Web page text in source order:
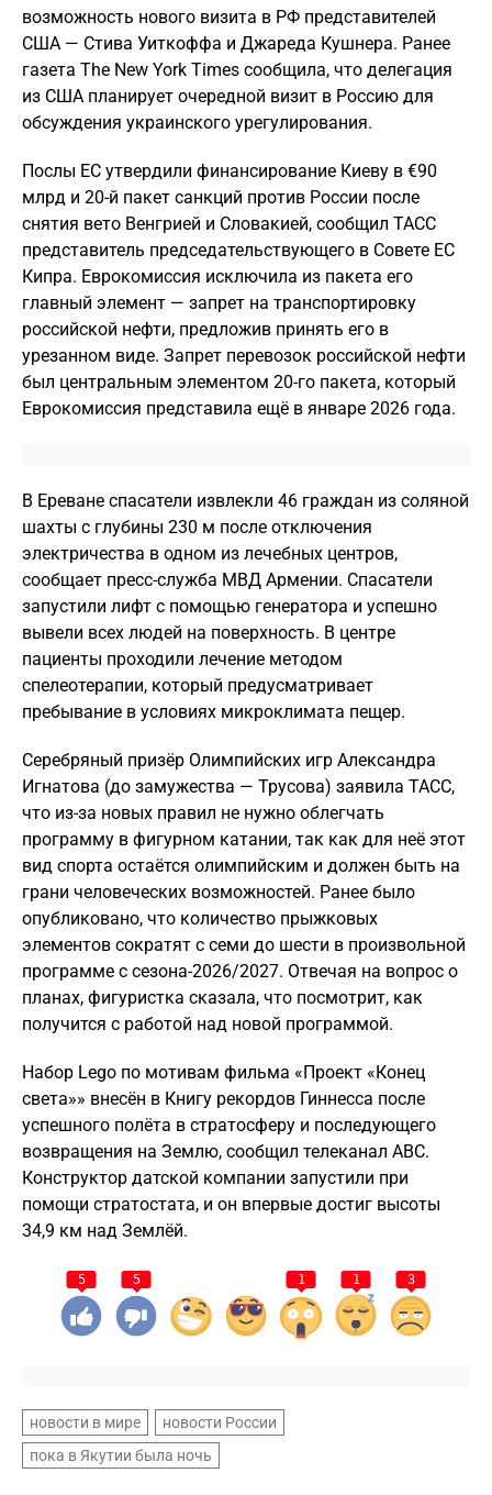
возможность нового визита в РФ представителей
США — Стива Уиткоффа и Джареда Кушнера. Ранее
газета The New York Times сообщила, что делегация
из США планирует очередной визит в Россию для
обсуждения украинского урегулирования.
Послы ЕС утвердили финансирование Киеву в €90
млрд и 20-й пакет санкций против России после
снятия вето Венгрией и Словакией, сообщил ТАСС
представитель председательствующего в Совете ЕС
Кипра. Еврокомиссия исключила из пакета его
главный элемент — запрет на транспортировку
российской нефти, предложив принять его в
урезанном виде. Запрет перевозок российской нефти
был центральным элементом 20-го пакета, который
Еврокомиссия представила ещё в январе 2026 года.
В Ереване спасатели извлекли 46 граждан из соляной
шахты с глубины 230 м после отключения
электричества в одном из лечебных центров,
сообщает пресс-служба МВД Армении. Спасатели
запустили лифт с помощью генератора и успешно
вывели всех людей на поверхность. В центре
пациенты проходили лечение методом
спелеотерапии, который предусматривает
пребывание в условиях микроклимата пещер.
Серебряный призёр Олимпийских игр Александра
Игнатова (до замужества — Трусова) заявила ТАСС,
что из-за новых правил не нужно облегчать
программу в фигурном катании, так как для неё этот
вид спорта остаётся олимпийским и должен быть на
грани человеческих возможностей. Ранее было
опубликовано, что количество прыжковых
элементов сократят с семи до шести в произвольной
программе с сезона-2026/2027. Отвечая на вопрос о
планах, фигуристка сказала, что посмотрит, как
получится с работой над новой программой.
Набор Lego по мотивам фильма «Проект «Конец
света»» внесён в Книгу рекордов Гиннесса после
успешного полёта в стратосферу и последующего
возвращения на Землю, сообщил телеканал ABC.
Конструктор датской компании запустили при
помощи стратостата, и он впервые достиг высоты
34,9 км над Землёй.
5 5 1 1 3
новости в мире
новости России
пока в Якутии была ночь